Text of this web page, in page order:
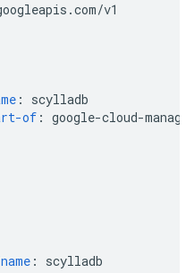
v1
:
scylladb
of : google-cloud-
: scylladb